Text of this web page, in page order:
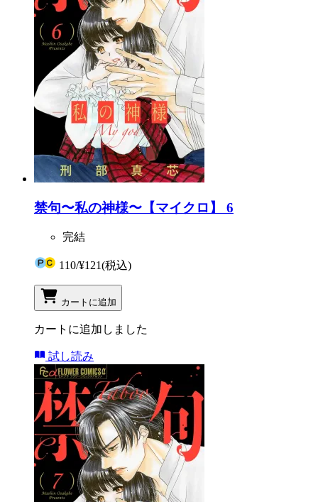
禁句〜私の神様〜【マイクロ】 6
完結
110/¥121(税込)
カートに追加
カートに追加しました
試し読み